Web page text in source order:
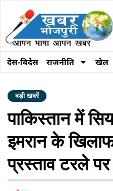
देस-बिदेस राजनीति खेल
बड़ी खबरें
पाकिस्तान में
इमरान के
प्रस्ताव टरले